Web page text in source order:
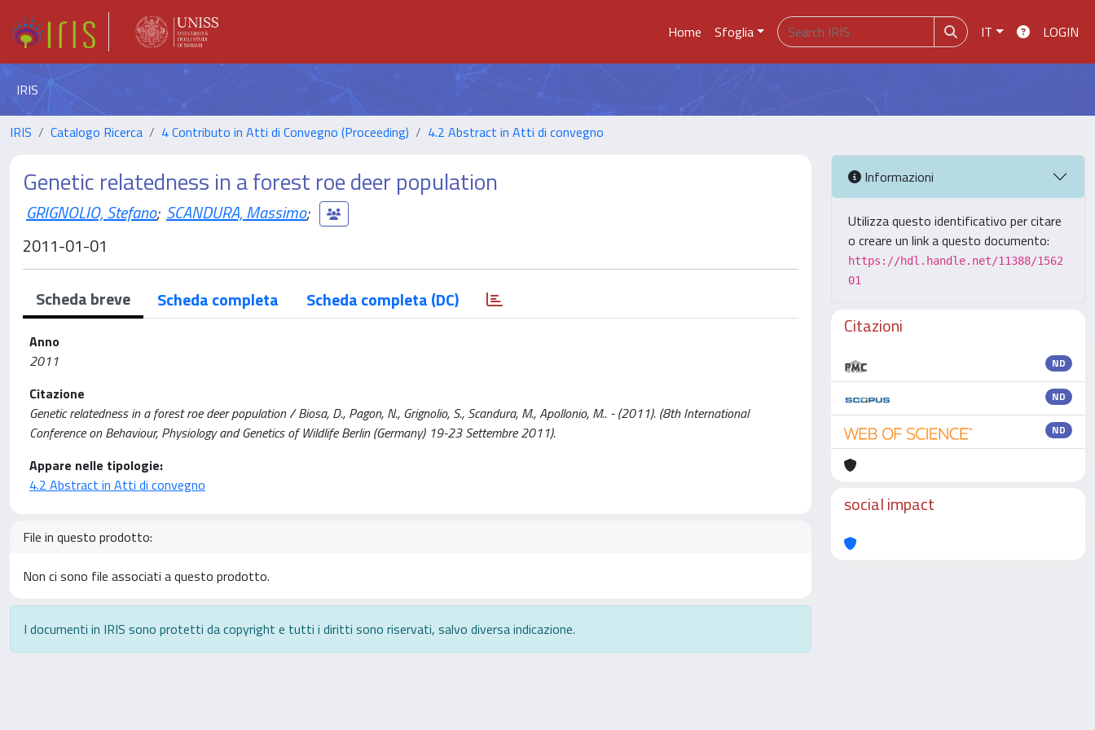
Home Sfoglia IT LOGIN
IRIS
IRIS Catalogo Ricerca 4 Contributo in Atti di Convegno (Proceeding) 4.2 Abstract in Atti di convegno
Genetic relatedness in a forest roe deer population
GRIGNOLIO, Stefano; SCANDURA, Massimo;
2011-01-01
Scheda breve Scheda completa Scheda completa (DC)
Anno
2011
Citazione
Genetic relatedness in a forest roe deer population / Biosa, D., Pagon, N., Grignolio, S., Scandura, M., Apollonio, M.. - (2011). (8th International
Conference on Behaviour, Physiology and Genetics of Wildlife Berlin (Germany) 19-23 Settembre 2011).
Appare nelle tipologie:
4.2 Abstract in Atti di convegno
File in questo prodotto:
Non ci sono file associati a questo prodotto.
I documenti in IRIS sono protetti da copyright e tutti i diritti sono riservati, salvo diversa indicazione.
Informazioni
Utilizza questo identificativo per citare
o creare un link a questo documento:
https://hdl.handle.net/11388/1562
01
Citazioni
ND
ND
ND
social impact